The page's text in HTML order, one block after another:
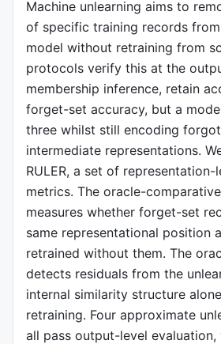
Machine unlearning aims to
of specific training records
model without retraining from
protocols verify this at the
membership inference, retain
forget-set accuracy, but a
three whilst still encoding
intermediate representations.
RULER, a set of
metrics. The oracle-
measures whether forget-set
same representational position
retrained without them. The
detects residuals from the
internal similarity structure
retraining. Four approximate
all pass output-level evaluation,